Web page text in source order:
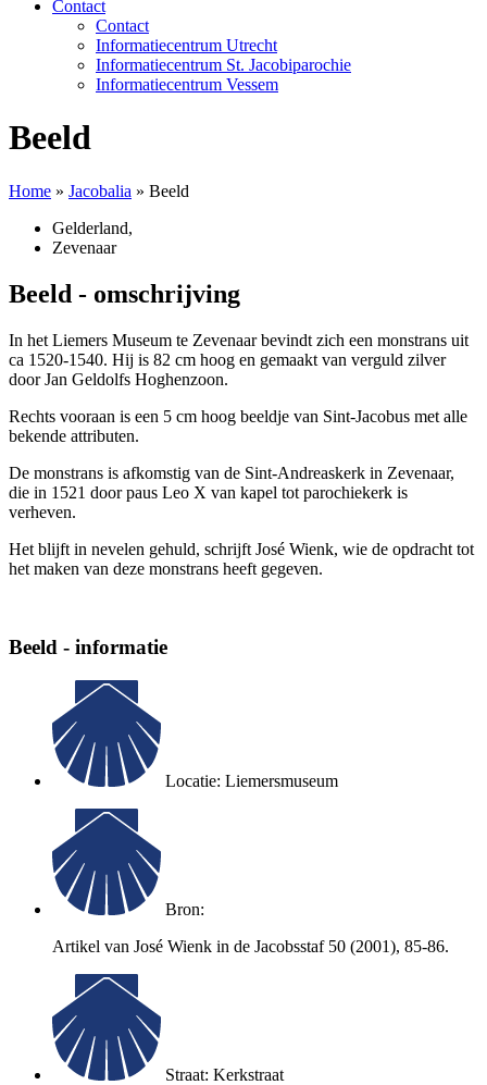
Contact
Contact
Informatiecentrum Utrecht
Informatiecentrum St. Jacobiparochie
Informatiecentrum Vessem
Beeld
Home » Jacobalia » Beeld
Gelderland,
Zevenaar
Beeld - omschrijving
In het Liemers Museum te Zevenaar bevindt zich een monstrans uit
ca 1520-1540. Hij is 82 cm hoog en gemaakt van verguld zilver
door Jan Geldolfs Hoghenzoon.
Rechts vooraan is een 5 cm hoog beeldje van Sint-Jacobus met alle
bekende attributen.
De monstrans is afkomstig van de Sint-Andreaskerk in Zevenaar,
die in 1521 door paus Leo X van kapel tot parochiekerk is
verheven.
Het blijft in nevelen gehuld, schrijft José Wienk, wie de opdracht tot
het maken van deze monstrans heeft gegeven.
Beeld - informatie
Locatie: Liemersmuseum
Bron:
Artikel van José Wienk in de Jacobsstaf 50 (2001), 85-86.
Straat: Kerkstraat